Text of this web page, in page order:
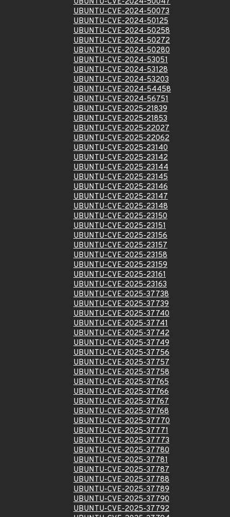
UBUNTU-CVE-2024-50073
UBUNTU-CVE-2024-50125
UBUNTU-CVE-2024-50258
UBUNTU-CVE-2024-50272
UBUNTU-CVE-2024-50280
UBUNTU-CVE-2024-53051
UBUNTU-CVE-2024-53128
UBUNTU-CVE-2024-53203
UBUNTU-CVE-2024-54458
UBUNTU-CVE-2024-56751
UBUNTU-CVE-2025-21839
UBUNTU-CVE-2025-21853
UBUNTU-CVE-2025-22027
UBUNTU-CVE-2025-22062
UBUNTU-CVE-2025-23140
UBUNTU-CVE-2025-23142
UBUNTU-CVE-2025-23144
UBUNTU-CVE-2025-23145
UBUNTU-CVE-2025-23146
UBUNTU-CVE-2025-23147
UBUNTU-CVE-2025-23148
UBUNTU-CVE-2025-23150
UBUNTU-CVE-2025-23151
UBUNTU-CVE-2025-23156
UBUNTU-CVE-2025-23157
UBUNTU-CVE-2025-23158
UBUNTU-CVE-2025-23159
UBUNTU-CVE-2025-23161
UBUNTU-CVE-2025-23163
UBUNTU-CVE-2025-37738
UBUNTU-CVE-2025-37739
UBUNTU-CVE-2025-37740
UBUNTU-CVE-2025-37741
UBUNTU-CVE-2025-37742
UBUNTU-CVE-2025-37749
UBUNTU-CVE-2025-37756
UBUNTU-CVE-2025-37757
UBUNTU-CVE-2025-37758
UBUNTU-CVE-2025-37765
UBUNTU-CVE-2025-37766
UBUNTU-CVE-2025-37767
UBUNTU-CVE-2025-37768
UBUNTU-CVE-2025-37770
UBUNTU-CVE-2025-37771
UBUNTU-CVE-2025-37773
UBUNTU-CVE-2025-37780
UBUNTU-CVE-2025-37781
UBUNTU-CVE-2025-37787
UBUNTU-CVE-2025-37788
UBUNTU-CVE-2025-37789
UBUNTU-CVE-2025-37790
UBUNTU-CVE-2025-37792